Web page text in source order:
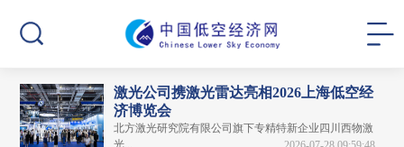
激光公司携激光雷达亮相2026上海低空经
济博览会
北方激光研究院有限公司旗下专精特新企业四川西物激
光...